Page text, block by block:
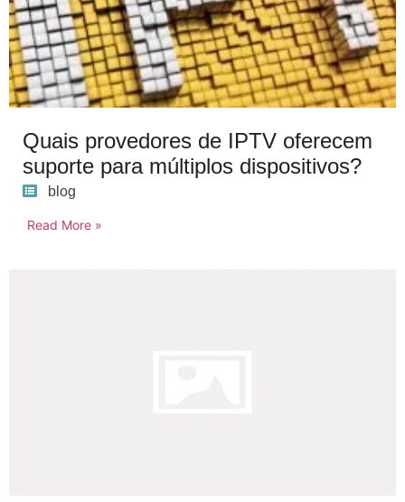
Quais provedores de IPTV oferecem
suporte para múltiplos dispositivos?
blog
Read More »